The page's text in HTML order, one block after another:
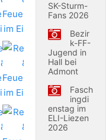
SK-Sturm-
Fans 2026
Bezir
k-FF-
Jugend in
Hall bei
Admont
Fasch
ingdi
enstag im
ELI-Liezen
2026